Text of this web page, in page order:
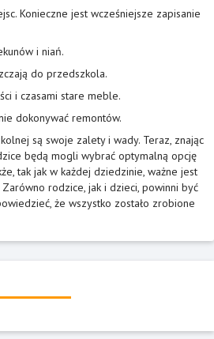
Konieczne jest wcześniejsze zapisanie
i niań.
do przedszkola.
i czasami stare meble.
dokonywać remontów.
są swoje zalety i wady. Teraz, znając
będą mogli wybrać optymalną opcję
tak jak w każdej dziedzinie, ważne jest
rodzice, jak i dzieci, powinni być
że wszystko zostało zrobione